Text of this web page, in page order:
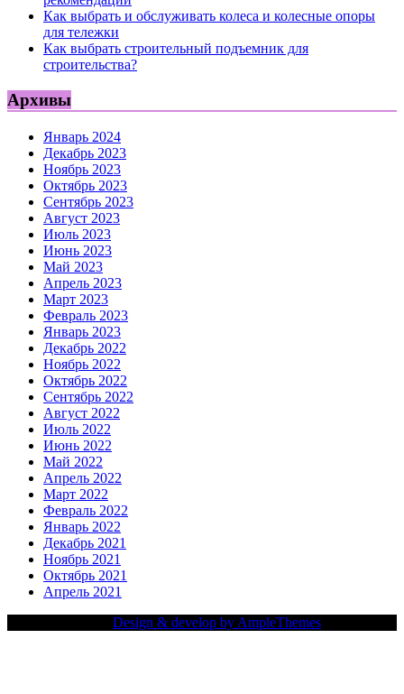
Как выбрать и обслуживать колеса и колесные опоры
для тележки
Как выбрать строительный подъемник для
строительства?
Архивы
Январь 2024
Декабрь 2023
Ноябрь 2023
Октябрь 2023
Сентябрь 2023
Август 2023
Июль 2023
Июнь 2023
Май 2023
Апрель 2023
Март 2023
Февраль 2023
Январь 2023
Декабрь 2022
Ноябрь 2022
Октябрь 2022
Сентябрь 2022
Август 2022
Июль 2022
Июнь 2022
Май 2022
Апрель 2022
Март 2022
Февраль 2022
Январь 2022
Декабрь 2021
Ноябрь 2021
Октябрь 2021
Апрель 2021
Design & develop by AmpleThemes